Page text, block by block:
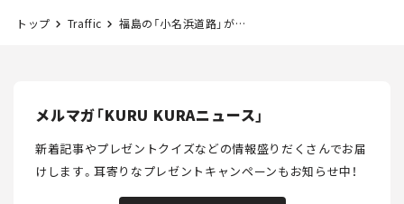
トップ Traffic 福島の「小名浜道路」が念願の開通！ 無料バイパスで常磐道と小名浜港が繋がり、アクセス性が大幅向上【道路のニュース】
メルマガ「KURU KURAニュース」
新着記事やプレゼントクイズなどの情報盛りだくさんでお届
けします。耳寄りなプレゼントキャンペーンもお知らせ中！